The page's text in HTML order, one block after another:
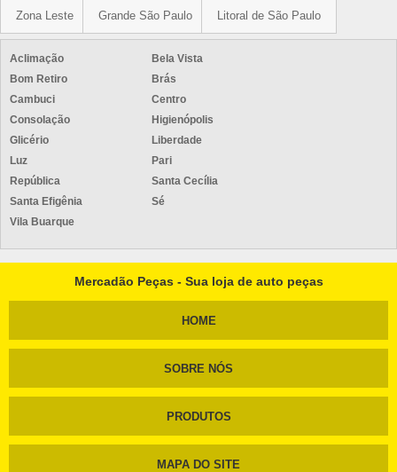
Zona Leste Grande São Paulo Litoral de São Paulo
Aclimação
Bela Vista
Bom Retiro
Brás
Cambuci
Centro
Consolação
Higienópolis
Glicério
Liberdade
Luz
Pari
República
Santa Cecília
Santa Efigênia
Sé
Vila Buarque
Mercadão Peças - Sua loja de auto peças
HOME
SOBRE NÓS
PRODUTOS
MAPA DO SITE